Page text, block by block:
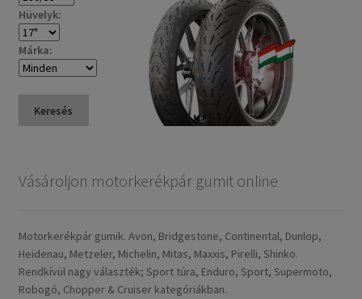
Hüvelyk:
Márka:
Keresés
Vásároljon motorkerékpár gumit online
Motorkerékpár gumik. Avon, Bridgestone, Continental, Dunlop,
Heidenau, Metzeler, Michelin, Mitas, Maxxis, Pirelli, Shinko.
Rendkívül nagy választék; Sport túra, Enduro, Sport, Supermoto,
Robogó, Chopper & Cruiser kategóriákban.